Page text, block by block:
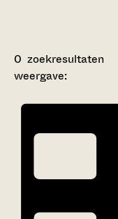
0 zoekresultaten
weergave: